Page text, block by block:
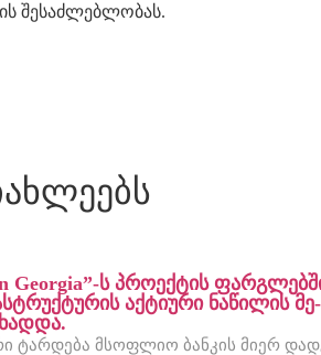
შესაძლებლობას.
Georgia”-ს პროექტის
აქტიური ნაწილის
ტარდება მსოფლიო ბანკის მიერ